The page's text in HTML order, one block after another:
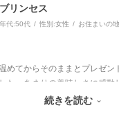
ブリンセス
年代:50代 性別:女性 お住まいの
めてからそのままとプレゼン
た。あまりの美味しさに感動
ムを満喫しました。
続きを読む